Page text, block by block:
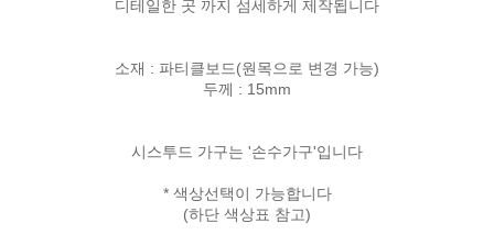
디테일한 곳 까지 섬세하게 제작됩니다
소재 : 파티클보드(원목으로 변경 가능)
두께 : 15mm
시스투드 가구는 '손수가구'입니다
* 색상선택이 가능합니다
(하단 색상표 참고)